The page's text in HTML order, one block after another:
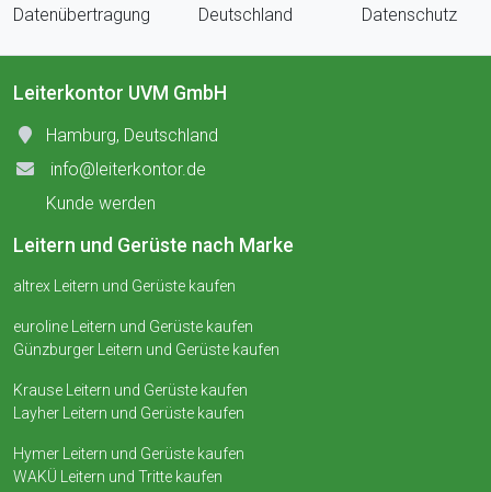
Datenübertragung
Deutschland
Datenschutz
Leiterkontor UVM GmbH
Hamburg, Deutschland
info@leiterkontor.de
Kunde werden
Leitern und Gerüste nach Marke
altrex Leitern und Gerüste kaufen
euroline Leitern und Gerüste kaufen
Günzburger Leitern und Gerüste kaufen
Krause Leitern und Gerüste kaufen
Layher Leitern und Gerüste kaufen
Hymer Leitern und Gerüste kaufen
WAKÜ Leitern und Tritte kaufen